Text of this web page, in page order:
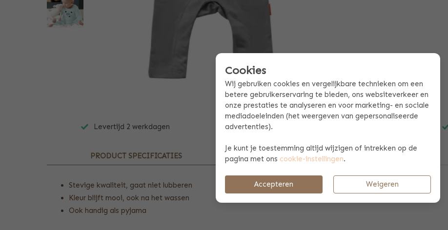
Levertijd 2 werkdagen Offerte mogelijk aan vanaf 10 stuks
PRODUCT SPECIFICATIES BETAAL & VERZENDINFORMATIE
Stevige kwaliteit, gaat niet lubberen
Kleur blijft mooi, ook na het wassen
Ook handig als pyjama
Cookies
Wij gebruiken cookies en vergelijkbare technieken om een
betere gebruikerservaring te bieden, ons websiteverkeer en
onze prestaties te analyseren en voor marketing- en sociale
mediadoeleinden (het weergeven van gepersonaliseerde
advertenties).
Je kunt je toestemming altijd wijzigen of intrekken op de
pagina met ons cookie-instellingen.
Accepteren Weigeren